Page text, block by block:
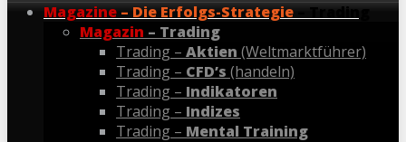
Magazine – Die Erfolgs-Strategie – Trading
Magazin – Trading
Trading – Aktien (Weltmarktführer)
Trading – CFD’s (handeln)
Trading – Indikatoren
Trading – Indizes
Trading – Mental Training